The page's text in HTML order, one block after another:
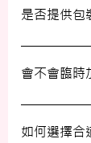
論是一般搬
是否提供包
是的，我們
要，請隨時與
會不會臨時
我們的報價
提供合理預
如何選擇合